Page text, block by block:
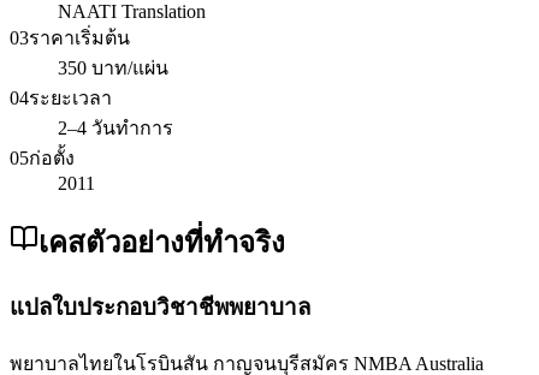
NAATI Translation
03ราคาเริ่มต้น
350 บาท/แผ่น
04ระยะเวลา
2–4 วันทำการ
05ก่อตั้ง
2011
เคสตัวอย่างที่ทำจริง
แปลใบประกอบวิชาชีพพยาบาล
พยาบาลไทยในโรบินสัน กาญจนบุรีสมัคร NMBA Australia